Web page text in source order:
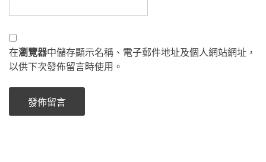
在瀏覽器中儲存顯示名稱、電子郵件地址及個人網站網址，
以供下次發佈留言時使用。